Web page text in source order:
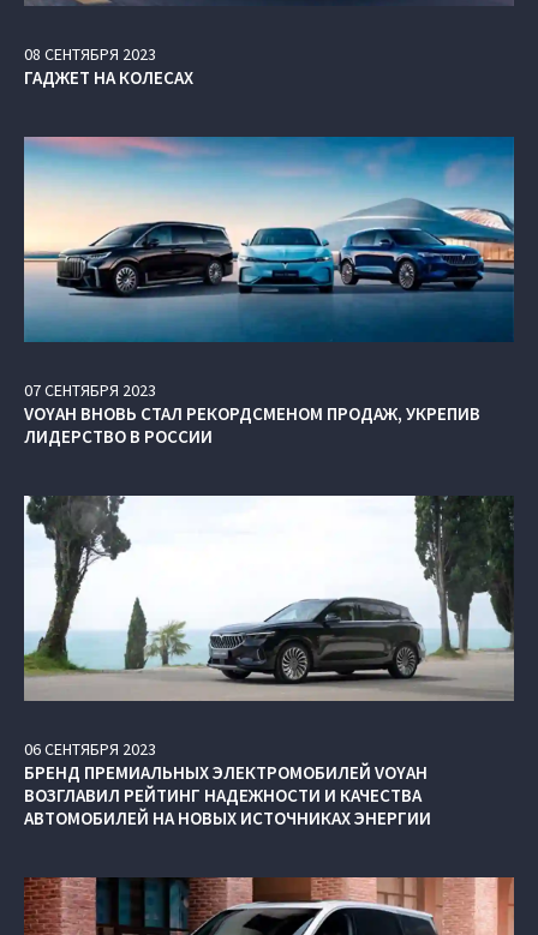
08 СЕНТЯБРЯ 2023
ГАДЖЕТ НА КОЛЕСАХ
07СЕНТЯБРЯ 2023
VOYAH ВНОВЬ СТАЛ РЕКОРДСМЕНОМ ПРОДАЖ, УКРЕПИВ
ЛИДЕРСТВО В РОССИИ
06СЕНТЯБРЯ 2023
БРЕНД ПРЕМИАЛЬНЫХ ЭЛЕКТРОМОБИЛЕЙ VOYAH
ВОЗГЛАВИЛ РЕЙТИНГ НАДЕЖНОСТИ И КАЧЕСТВА
АВТОМОБИЛЕЙ НА НОВЫХ ИСТОЧНИКАХ ЭНЕРГИИ